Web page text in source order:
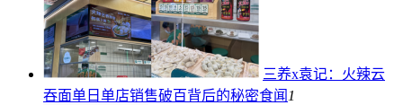
三养x袁记：火辣云
吞面单日单店销售破百背后的秘密食闻1